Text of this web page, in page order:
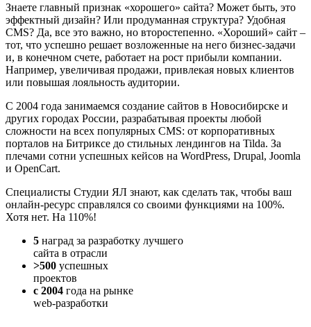
Знаете главный признак «хорошего» сайта? Может быть, это
эффектный дизайн? Или продуманная структура? Удобная
CMS? Да, все это важно, но второстепенно. «Хороший» сайт –
тот, что успешно решает возложенные на него бизнес-задачи
и, в конечном счете, работает на рост прибыли компании.
Например, увеличивая продажи, привлекая новых клиентов
или повышая лояльность аудитории.
С 2004 года занимаемся создание сайтов в Новосибирске и
других городах России, разрабатывая проекты любой
сложности на всех популярных CMS: от корпоративных
порталов на Битриксе до стильных лендингов на Tilda. За
плечами сотни успешных кейсов на WordPress, Drupal, Joomla
и OpenCart.
Специалисты Студии ЯЛ знают, как сделать так, чтобы ваш
онлайн-ресурс справлялся со своими функциями на 100%.
Хотя нет. На 110%!
5 наград за разработку лучшего
сайта в отрасли
>500 успешных
проектов
с 2004 года на рынке
web-разработки